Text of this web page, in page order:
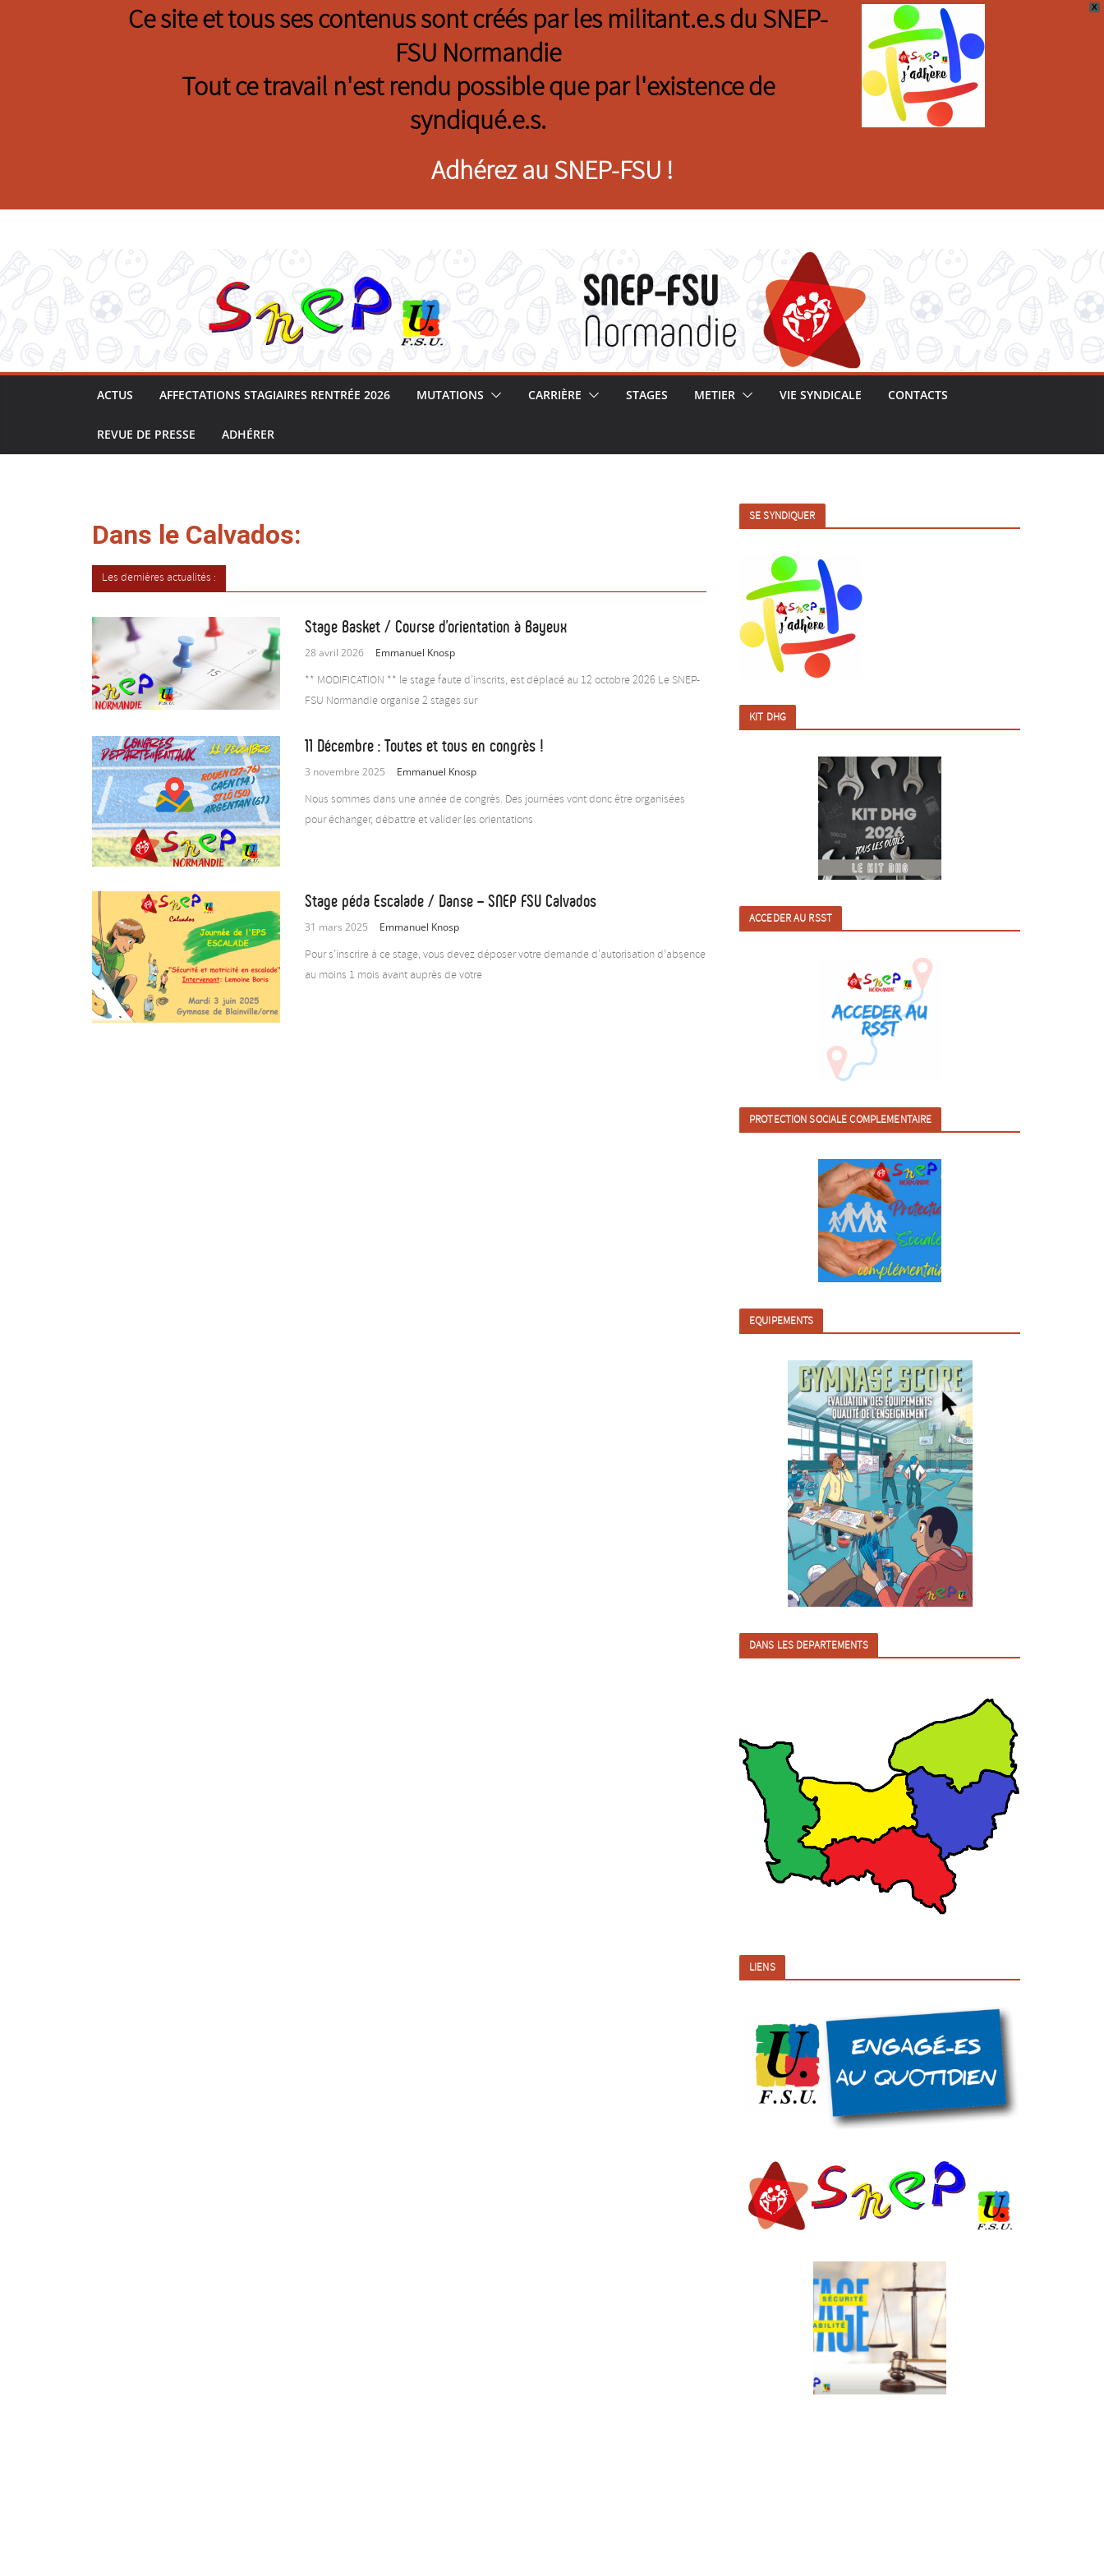
X
Ce site et tous ses contenus sont créés par les militant.e.s du SNEP-
FSU Normandie
Tout ce travail n'est rendu possible que par l'existence de
syndiqué.e.s.
Adhérez au SNEP-FSU !
ACTUS AFFECTATIONS STAGIAIRES RENTRÉE 2026 MUTATIONS CARRIÈRE STAGES METIER VIE SYNDICALE CONTACTS
REVUE DE PRESSE ADHÉRER
Dans le Calvados:
Les dernières actualités :
Stage Basket / Course d’orientation à Bayeux
28 avril 2026 Emmanuel Knosp
** MODIFICATION ** le stage faute d’inscrits, est déplacé au 12 octobre 2026 Le SNEP-
FSU Normandie organise 2 stages sur
11 Décembre : Toutes et tous en congrès !
3 novembre 2025 Emmanuel Knosp
Nous sommes dans une année de congrès. Des journées vont donc être organisées
pour échanger, débattre et valider les orientations
Stage péda Escalade / Danse – SNEP FSU Calvados
31 mars 2025 Emmanuel Knosp
Pour s’inscrire à ce stage, vous devez déposer votre demande d’autorisation d’absence
au moins 1 mois avant auprès de votre
SE SYNDIQUER
KIT DHG
ACCEDER AU RSST
PROTECTION SOCIALE COMPLEMENTAIRE
EQUIPEMENTS
DANS LES DEPARTEMENTS
LIENS